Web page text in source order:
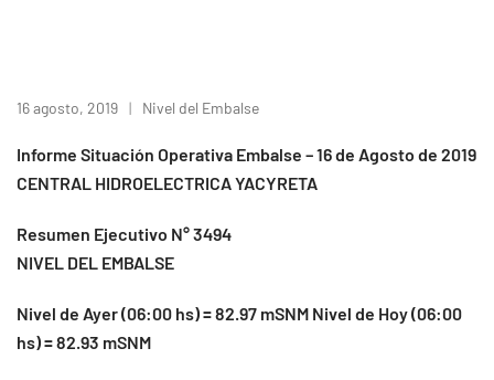
16 agosto, 2019 Nivel del Embalse
Informe Situación Operativa Embalse – 16 de Agosto de 2019
CENTRAL HIDROELECTRICA YACYRETA
Resumen Ejecutivo N° 3494
NIVEL DEL EMBALSE
Nivel de Ayer (06:00 hs) = 82.97 mSNM Nivel de Hoy (06:00
hs) = 82.93 mSNM